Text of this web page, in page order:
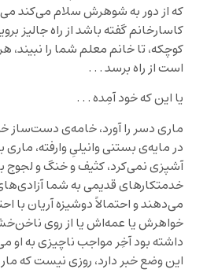
که از دور به شوهرش سلام می‌کند
کاسارخانم گفته باشد از راه جالیز
کوچکه، تا خانم معلم شما را
است از راه برسد . . .
یا این که خود آمِده . . .
ماری دسر را آورد، خامه‌ی
در مایه‌ی بستنی وانیلیِ وارفته،
آشپزی نمی‌کرد، کثیف و خنگ و لجوج
خدمتکارهای قدیمی به شما
می‌دهند و احتمالاً دوشیزه آریان با
خواهرش یا عمه‌اش یا از روی
داشته بود آخِر مواجب ناچیزی به او
این وضع خبر دارد، روزی نیست که